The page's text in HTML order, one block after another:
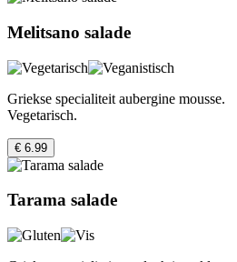
Melitsano salade
Griekse specialiteit aubergine mousse.
Vegetarisch.
€ 6.99
Tarama salade